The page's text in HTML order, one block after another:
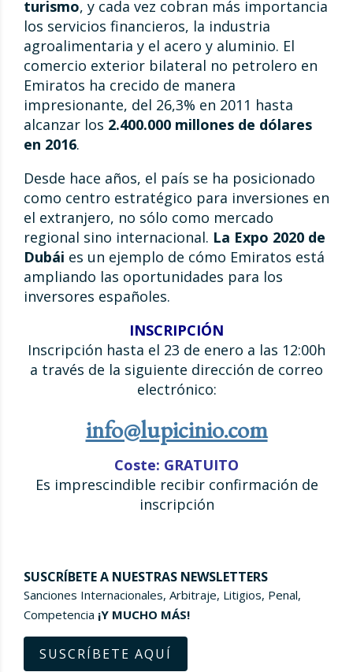
turismo, y cada vez cobran más importancia
los servicios financieros, la industria
agroalimentaria y el acero y aluminio. El
comercio exterior bilateral no petrolero en
Emiratos ha crecido de manera
impresionante, del 26,3% en 2011 hasta
alcanzar los 2.400.000 millones de dólares
en 2016.
Desde hace años, el país se ha posicionado
como centro estratégico para inversiones en
el extranjero, no sólo como mercado
regional sino internacional. La Expo 2020 de
Dubái es un ejemplo de cómo Emiratos está
ampliando las oportunidades para los
inversores españoles.
INSCRIPCIÓN
Inscripción hasta el 23 de enero a las 12:00h
a través de la siguiente dirección de correo
electrónico:
info@lupicinio.com
Coste: GRATUITO
Es imprescindible recibir confirmación de
inscripción
SUSCRÍBETE A NUESTRAS NEWSLETTERS
Sanciones Internacionales, Arbitraje, Litigios, Penal,
Competencia ¡Y MUCHO MÁS!
SUSCRÍBETE AQUÍ